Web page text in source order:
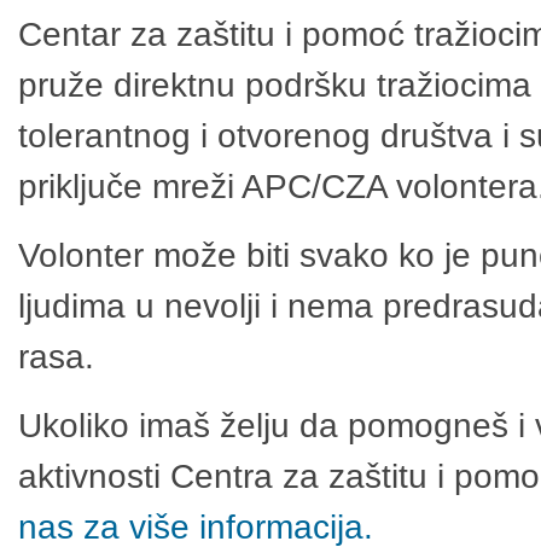
Centar za zaštitu i pomoć
pruže direktnu podršku
tolerantnog i otvorenog društva i
priključe mreži APC/CZA
Volonter može biti svako ko je
ljudima u nevolji i nema
rasa.
Ukoliko imaš želju da pomogneš
aktivnosti Centra za zaštitu i
nas za više informacija.